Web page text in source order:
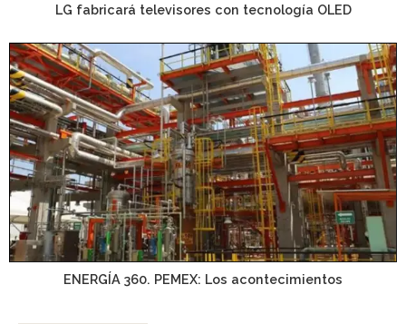
LG fabricará televisores con tecnología OLED
ENERGÍA 360. PEMEX: Los acontecimientos